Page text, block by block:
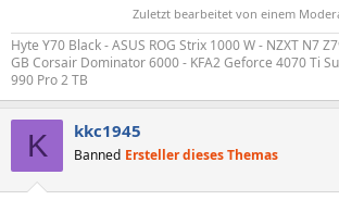
Zuletzt bearbeitet von einem
Hyte Y70 Black - ASUS ROG Strix 1000 W - NZXT N7
GB Corsair Dominator 6000 - KFA2 Geforce 4070 Ti
990 Pro 2 TB
K kkc1945
Banned Ersteller dieses Themas